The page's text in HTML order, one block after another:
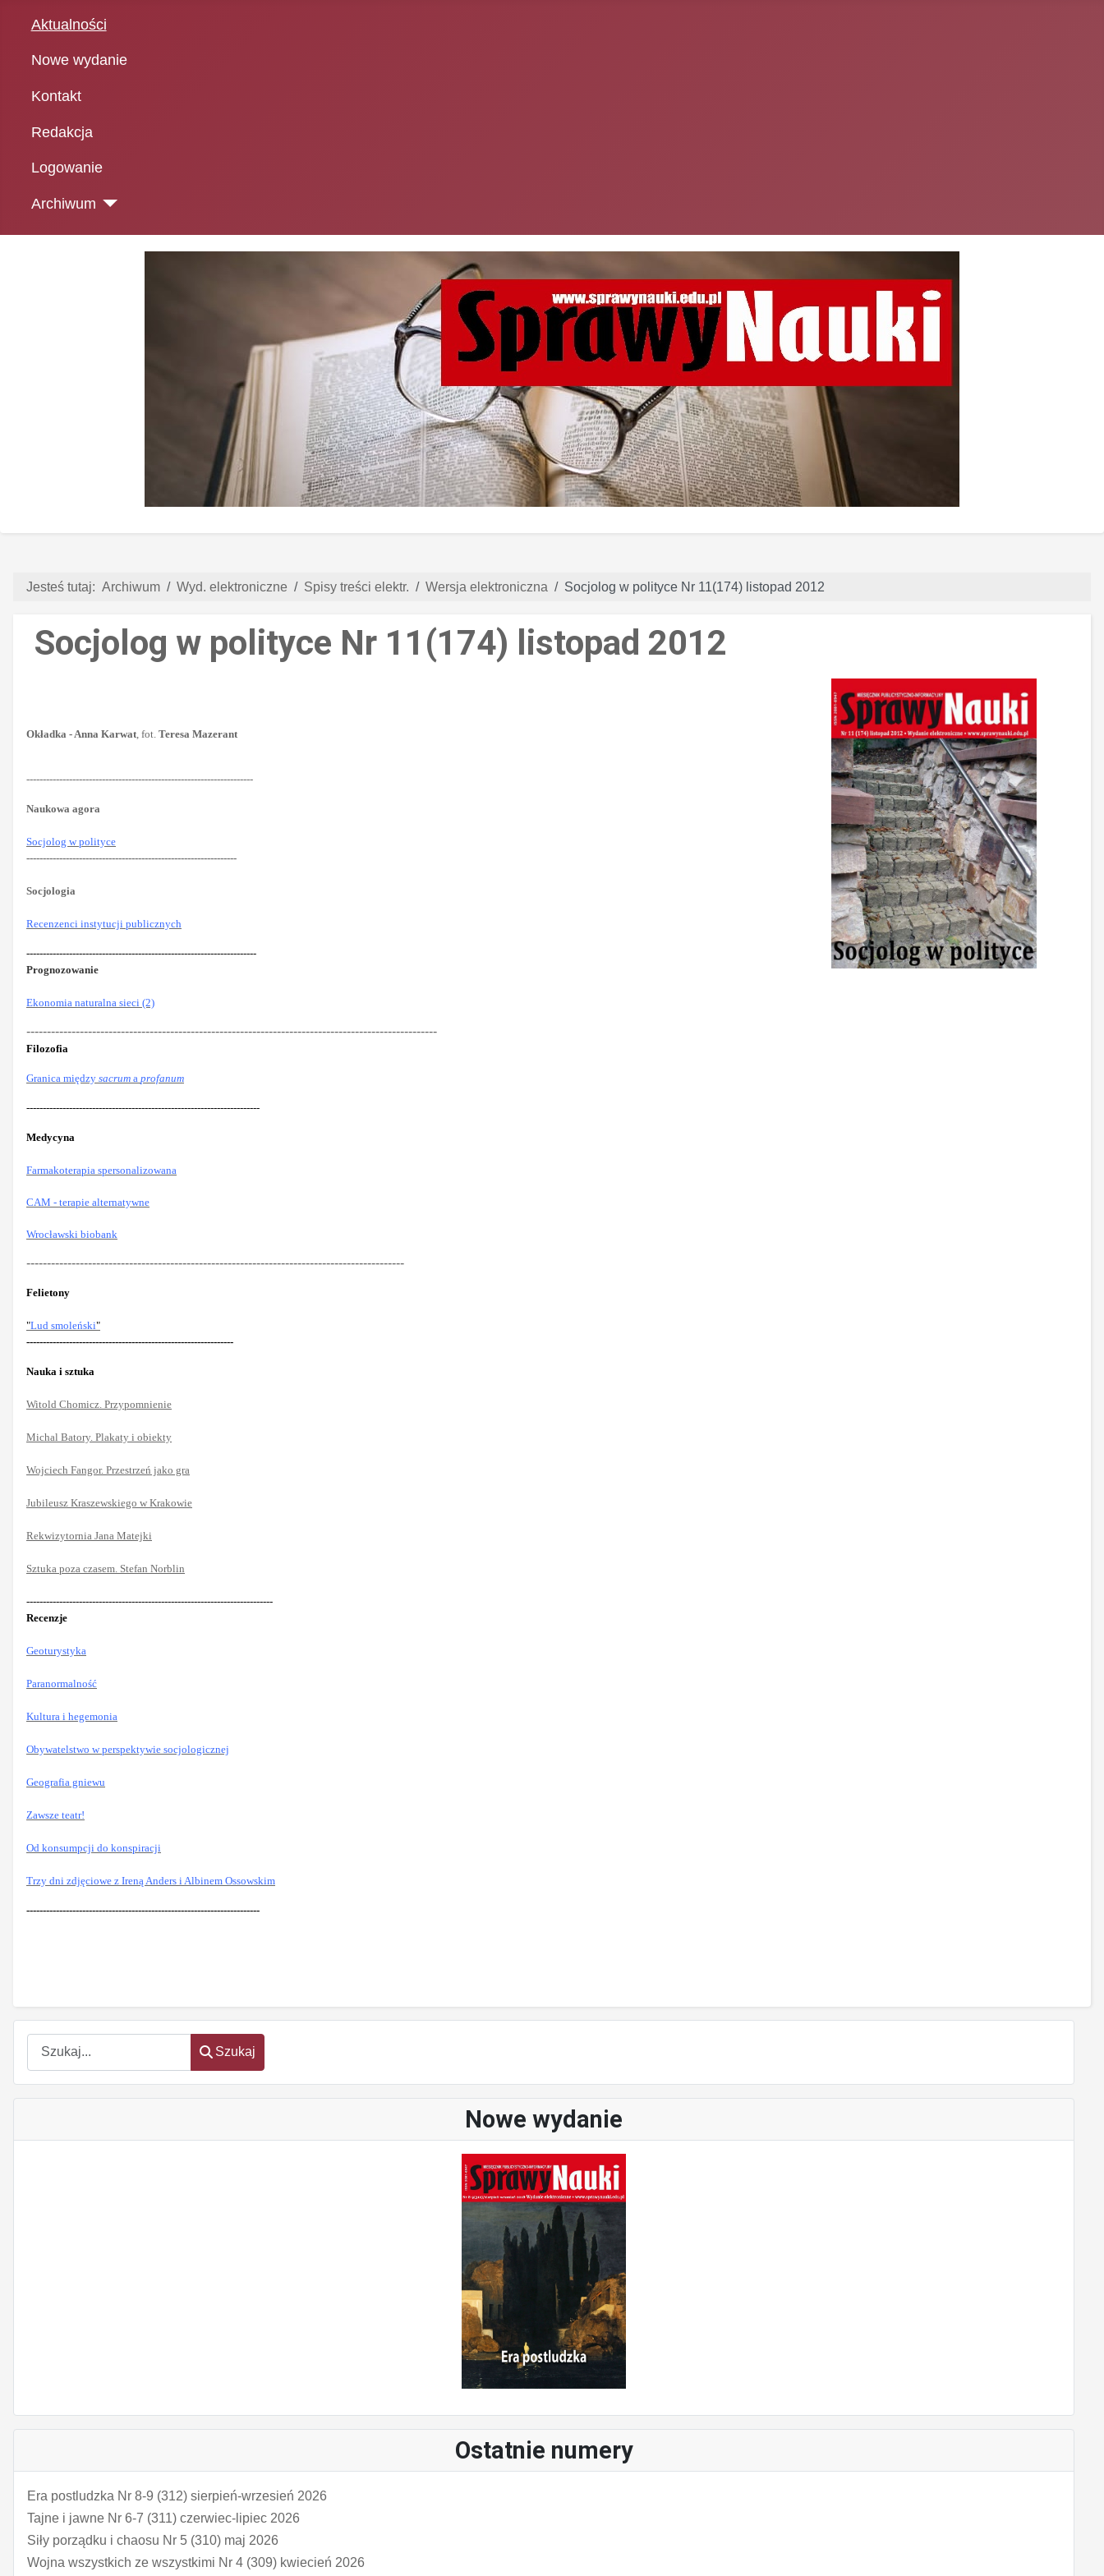
Aktualności
Nowe wydanie
Kontakt
Redakcja
Logowanie
Archiwum
Szukaj
Szukaj
Nowe wydanie
Ostatnie numery
Era postludzka Nr 8-9 (312) sierpień-wrzesień 2026
Tajne i jawne Nr 6-7 (311) czerwiec-lipiec 2026
Siły porządku i chaosu Nr 5 (310) maj 2026
Wojna wszystkich ze wszystkimi Nr 4 (309) kwiecień 2026
Jesteś tutaj: Archiwum Wyd. elektroniczne Spisy treści elektr. Wersja elektroniczna Socjolog w polityce Nr 11(174) listopad 2012
Socjolog w polityce Nr 11(174) listopad 2012
Okładka - Anna Karwat , fot. Teresa Mazerant
---------------------------------------------------------------------
Naukowa agora
Socjolog w polityce
----------------------------------------------------------------
Socjologia
Recenzenci instytucji publicznych
----------------------------------------------------------------------
Prognozowanie
Ekonomia naturalna sieci (2)
----------------------------------------------------------------------------------------------------
Filozofia
Granica między sacrum a profanum
-----------------------------------------------------------------------
Medycyna
Farmakoterapia spersonalizowana
CAM - terapie alternatywne
Wrocławski biobank
--------------------------------------------------------------------------------------------
Felietony
"Lud smoleński"
---------------------------------------------------------------
Nauka i sztuka
Witold Chomicz. Przypomnienie
Michal Batory. Plakaty i obiekty
Wojciech Fangor. Przestrzeń jako gra
Jubileusz Kraszewskiego w Krakowie
Rekwizytornia Jana Matejki
Sztuka poza czasem. Stefan Norblin
---------------------------------------------------------------------------
Recenzje
Geoturystyka
Paranormalność
Kultura i hegemonia
Obywatelstwo w perspektywie socjologicznej
Geografia gniewu
Zawsze teatr!
Od konsumpcji do konspiracji
Trzy dni zdjęciowe z Ireną Anders i Albinem Ossowskim
-----------------------------------------------------------------------